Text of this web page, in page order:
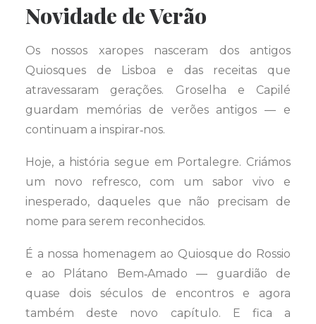
Novidade de Verão
Os nossos xaropes nasceram dos antigos
Quiosques de Lisboa e das receitas que
atravessaram gerações. Groselha e Capilé
guardam memórias de verões antigos — e
continuam a inspirar‑nos.
Hoje, a história segue em Portalegre. Criámos
um novo refresco, com um sabor vivo e
inesperado, daqueles que não precisam de
nome para serem reconhecidos.
É a nossa homenagem ao Quiosque do Rossio
e ao Plátano Bem‑Amado — guardião de
quase dois séculos de encontros e agora
também deste novo capítulo. E fica a